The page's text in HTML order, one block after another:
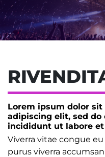
Lorem ipsum dolor
adipiscing elit, sed
incididunt ut labore
Viverra vitae congue
purus viverra